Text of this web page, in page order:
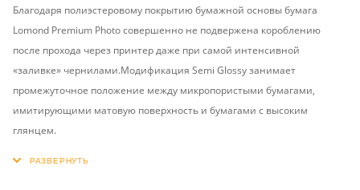
Благодаря полиэстеровому покрытию бумажной основы бумага
Lomond Premium Photo совершенно не подвержена короблению
после прохода через принтер даже при самой интенсивной
«заливке» чернилами.Модификация Semi Glossy занимает
промежуточное положение между микропористыми бумагами,
имитирующими матовую поверхность и бумагами с высоким
глянцем.